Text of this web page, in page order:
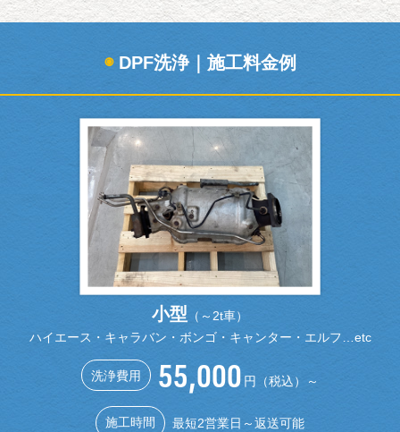
◉ DPF洗浄｜施工料金例
小型 （～2t車）
ハイエース・キャラバン・ボンゴ・キャンター・エルフ…etc
洗浄費用 55,000 円（税込）～
施工時間 最短2営業日～返送可能